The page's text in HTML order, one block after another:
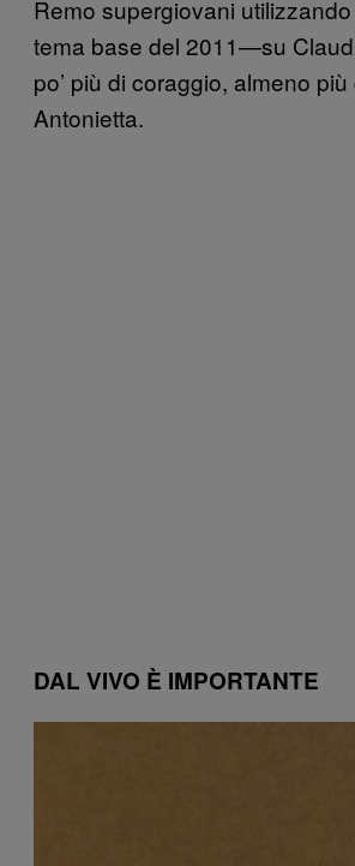
Remo supergiovani
tema base del 2011—su
po’ più di coraggio, almeno
Antonietta.
DAL VIVO È IMPORTANTE